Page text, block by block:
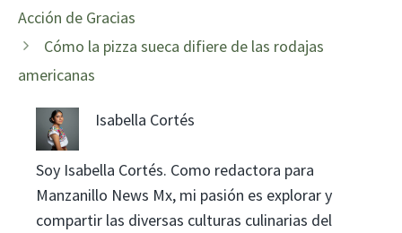
Acción de Gracias
Cómo la pizza sueca difiere de las rodajas
americanas
Isabella Cortés
Soy Isabella Cortés. Como redactora para
Manzanillo News Mx, mi pasión es explorar y
compartir las diversas culturas culinarias del